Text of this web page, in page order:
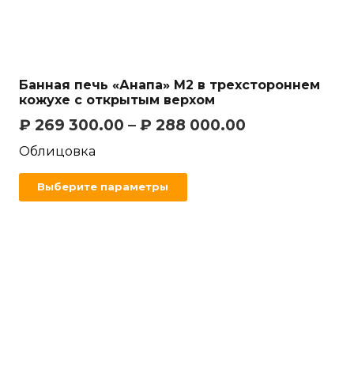
Банная печь «Анапа» М2 в трехстороннем
кожухе с открытым верхом
₽ 269 300.00 – ₽ 288 000.00
Облицовка
Выберите параметры